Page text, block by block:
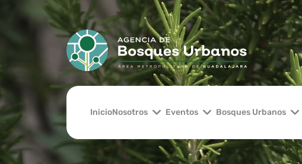
InicioNosotros Eventos Bosques Urbanos